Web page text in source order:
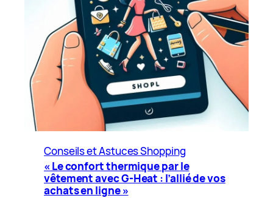
Conseils et Astuces Shopping
« Le confort thermique par le
vêtement avec G-Heat : l’allié de vos
achats en ligne »